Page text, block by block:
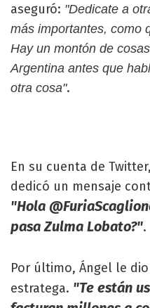
aseguró: "Dedicate a
más importantes, como
Hay un montón de
Argentina antes que
otra cosa".
En su cuenta de
dedicó un mensaje
"Hola
pasa Zulma Lobato?".
Por último, Ángel le
estratega. "Te están